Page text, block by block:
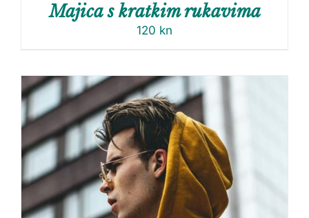
Majica s kratkim rukavima
120 kn